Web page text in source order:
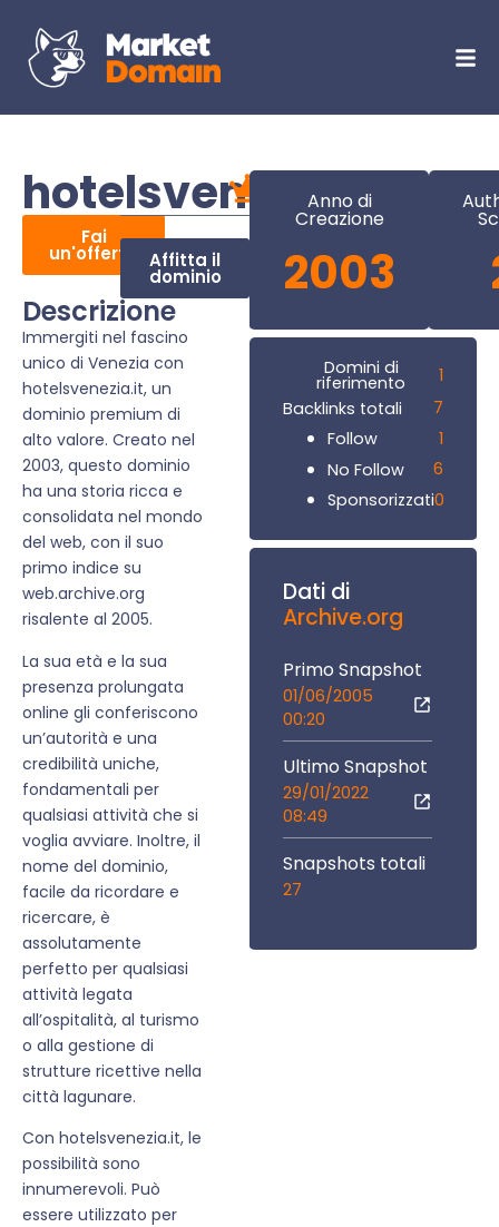
hotelsvenezia.it
Fai
un'offerta Affitta il
dominio
Descrizione
Immergiti nel fascino
unico di Venezia con
hotelsvenezia.it, un
dominio premium di
alto valore. Creato nel
2003, questo dominio
ha una storia ricca e
consolidata nel mondo
del web, con il suo
primo indice su
web.archive.org
risalente al 2005.
La sua età e la sua
presenza prolungata
online gli conferiscono
un’autorità e una
credibilità uniche,
fondamentali per
qualsiasi attività che si
voglia avviare. Inoltre, il
nome del dominio,
facile da ricordare e
ricercare, è
assolutamente
perfetto per qualsiasi
attività legata
all’ospitalità, al turismo
o alla gestione di
strutture ricettive nella
città lagunare.
Con hotelsvenezia.it, le
possibilità sono
innumerevoli. Può
essere utilizzato per
Anno di
Creazione
2003
Domini di
riferimento
1
Backlinks totali
7
Follow
1
No Follow
6
Sponsorizzati0
Dati di
Archive.org
Primo Snapshot
01/06/2005
00:20
Ultimo Snapshot
29/01/2022
08:49
Snapshots totali
27